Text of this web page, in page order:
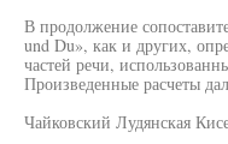
В продолжение
und Du», как и других,
частей речи,
Произведенные расчеты
Чайковский Лудянская